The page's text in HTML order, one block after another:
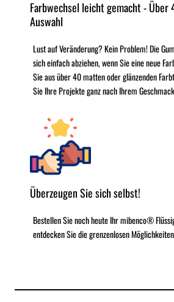
Farbwechsel leicht gemacht - Über
Auswahl
Lust auf Veränderung? Kein Problem! Die
sich einfach abziehen, wenn Sie eine neue
Sie aus über 40 matten oder glänzenden
Sie Ihre Projekte ganz nach Ihrem
Überzeugen Sie sich selbst!
Bestellen Sie noch heute Ihr mibenco®
entdecken Sie die grenzenlosen